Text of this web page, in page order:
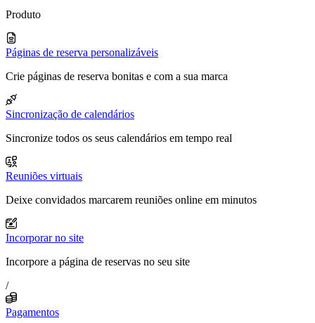
Produto
Páginas de reserva personalizáveis
Crie páginas de reserva bonitas e com a sua marca
Sincronização de calendários
Sincronize todos os seus calendários em tempo real
Reuniões virtuais
Deixe convidados marcarem reuniões online em minutos
Incorporar no site
Incorpore a página de reservas no seu site
/
Pagamentos